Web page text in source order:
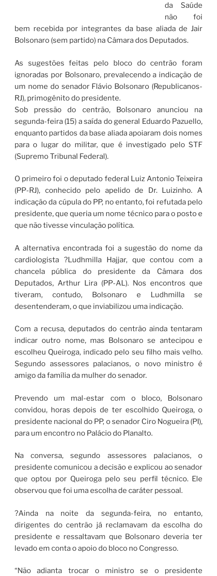
da Saúde
não foi
bem recebida por integrantes da base aliada de Jair
Bolsonaro (sem partido) na Câmara dos Deputados.
As sugestões feitas pelo bloco do centrão foram
ignoradas por Bolsonaro, prevalecendo a indicação de
um nome do senador Flávio Bolsonaro (Republicanos-
RJ), primogênito do presidente.
Sob pressão do centrão, Bolsonaro anunciou na
segunda-feira (15) a saída do general Eduardo Pazuello,
enquanto partidos da base aliada apoiaram dois nomes
para o lugar do militar, que é investigado pelo STF
(Supremo Tribunal Federal).
O primeiro foi o deputado federal Luiz Antonio Teixeira
(PP-RJ), conhecido pelo apelido de Dr. Luizinho. A
indicação da cúpula do PP, no entanto, foi refutada pelo
presidente, que queria um nome técnico para o posto e
que não tivesse vinculação política.
A alternativa encontrada foi a sugestão do nome da
cardiologista ?Ludhmilla Hajjar, que contou com a
chancela pública do presidente da Câmara dos
Deputados, Arthur Lira (PP-AL). Nos encontros que
tiveram, contudo, Bolsonaro e Ludhmilla se
desentenderam, o que inviabilizou uma indicação.
Com a recusa, deputados do centrão ainda tentaram
indicar outro nome, mas Bolsonaro se antecipou e
escolheu Queiroga, indicado pelo seu filho mais velho.
Segundo assessores palacianos, o novo ministro é
amigo da família da mulher do senador.
Prevendo um mal-estar com o bloco, Bolsonaro
convidou, horas depois de ter escolhido Queiroga, o
presidente nacional do PP, o senador Ciro Nogueira (PI),
para um encontro no Palácio do Planalto.
Na conversa, segundo assessores palacianos, o
presidente comunicou a decisão e explicou ao senador
que optou por Queiroga pelo seu perfil técnico. Ele
observou que foi uma escolha de caráter pessoal.
?Ainda na noite da segunda-feira, no entanto,
dirigentes do centrão já reclamavam da escolha do
presidente e ressaltavam que Bolsonaro deveria ter
levado em conta o apoio do bloco no Congresso.
“Não adianta trocar o ministro se o presidente